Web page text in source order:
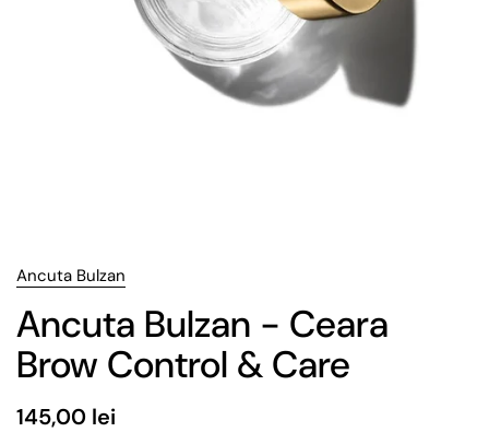
Ancuta Bulzan
Ancuta Bulzan - Ceara
Brow Control & Care
145,00 lei